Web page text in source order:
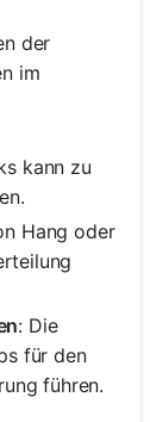
der
im
kann zu
Hang oder
: Die
für den
führen.